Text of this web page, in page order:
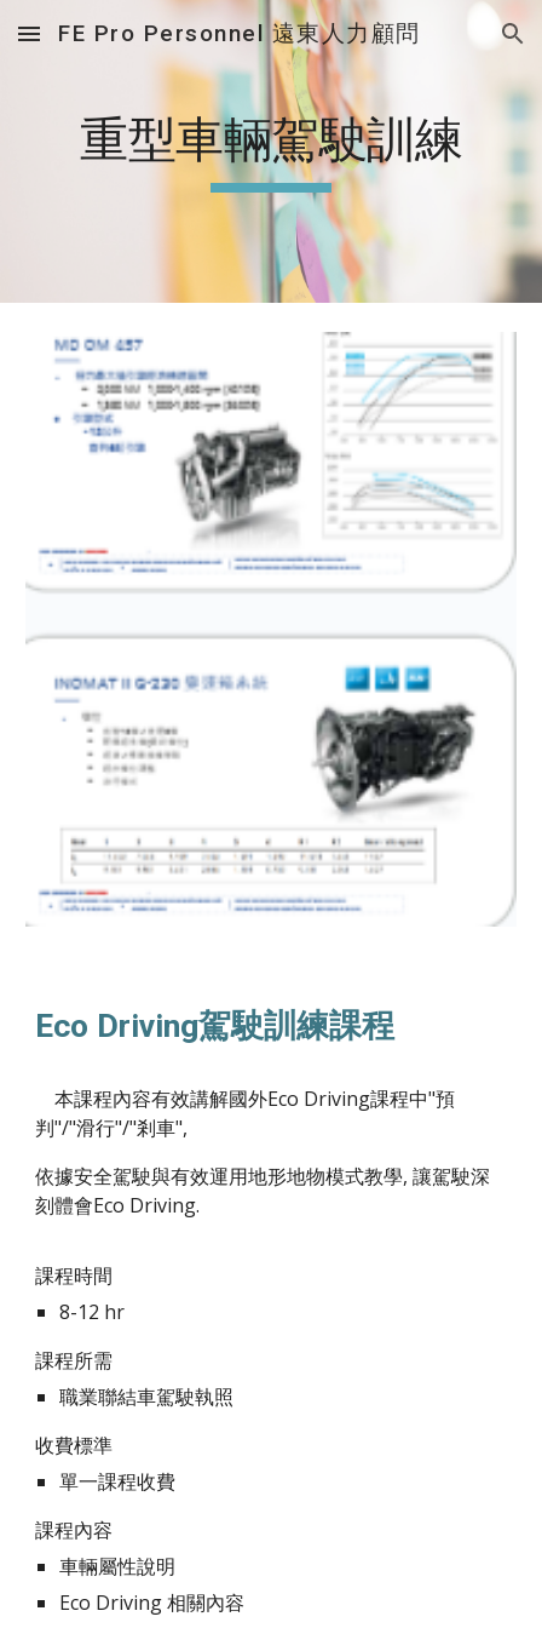
Skip to main content Skip to navigation
FE Pro Personnel 遠東人力顧問
重型車輛駕駛訓練
Eco Driving駕駛訓練課程
本課程內容有效講解國外Eco Driving課程中"預
判"/"滑行"/"剎車",
依據安全駕駛與有效運用地形地物模式教學, 讓駕駛深
刻體會Eco Driving.
課程時間
8-12 hr
課程所需
職業聯結車駕駛執照
收費標準
單一課程收費
課程內容
車輛屬性說明
Eco Driving 相關內容